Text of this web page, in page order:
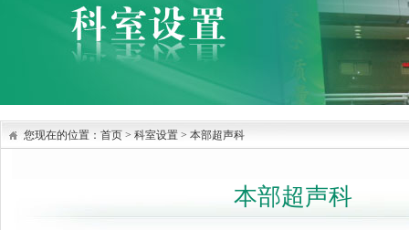
您现在的位置： 首页 > 科室设置 > 本部超声科
本部超声科